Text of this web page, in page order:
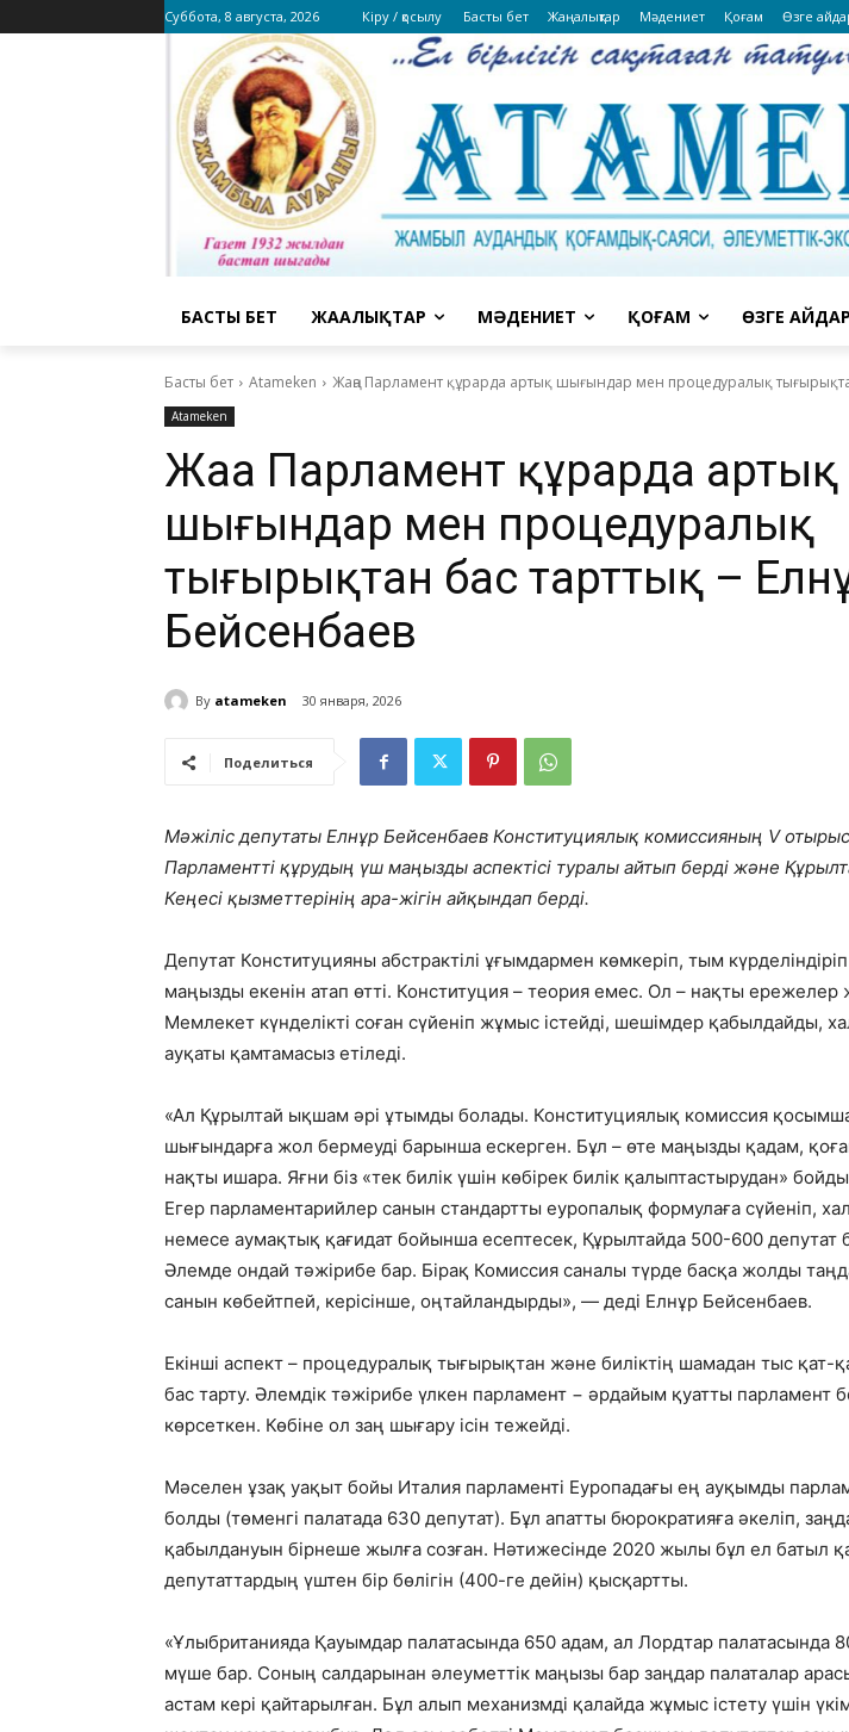
Суббота, 8 августа, 2026 Кіру / қосылу Басты бет Жаңалықтар Мәдениет Қоғам Өзге
БАСТЫ БЕТ ЖАҢАЛЫҚТАР МӘДЕНИЕТ ҚОҒАМ ӨЗГЕ
Басты бет Atameken Жаңа Парламент құрарда артық шығындар мен процедуралық
Atameken
Жаңа Парламент құрарда артық
шығындар мен процедуралық
тығырықтан бас тарттық –
Бейсенбаев
By atameken 30 января, 2026
Поделиться
Мәжіліс депутаты Елнұр Бейсенбаев Конституциялық комиссияның V
Парламентті құрудың үш маңызды аспектісі туралы айтып берді және
Кеңесі қызметтерінің ара-жігін айқындап берді.
Депутат Конституцияны абстрактілі ұғымдармен көмкеріп, тым
маңызды екенін атап өтті. Конституция – теория емес. Ол – нақты
Мемлекет күнделікті соған сүйеніп жұмыс істейді, шешімдер қабылдайды,
ауқаты қамтамасыз етіледі.
«Ал Құрылтай ықшам әрі ұтымды болады. Конституциялық комиссия
шығындарға жол бермеуді барынша ескерген. Бұл – өте маңызды қадам,
нақты ишара. Яғни біз «тек билік үшін көбірек билік қалыптастырудан»
Егер парламентарийлер санын стандартты еуропалық формулаға сүйеніп,
немесе аумақтық қағидат бойынша есептесек, Құрылтайда 500-600 депутат
Әлемде ондай тәжірибе бар. Бірақ Комиссия саналы түрде басқа жолды
санын көбейтпей, керісінше, оңтайландырды», — деді Елнұр Бейсенбаев.
Екінші аспект – процедуралық тығырықтан және биліктің шамадан тыс қат-
бас тарту. Әлемдік тәжірибе үлкен парламент − әрдайым қуатты парламент
көрсеткен. Көбіне ол заң шығару ісін тежейді.
Мәселен ұзақ уақыт бойы Италия парламенті Еуропадағы ең ауқымды
болды (төменгі палатада 630 депутат). Бұл апатты бюрократияға әкеліп,
қабылдануын бірнеше жылға созған. Нәтижесінде 2020 жылы бұл ел батыл
депутаттардың үштен бір бөлігін (400-ге дейін) қысқартты.
«Ұлыбританияда Қауымдар палатасында 650 адам, ал Лордтар палатасында
мүше бар. Соның салдарынан әлеуметтік маңызы бар заңдар палаталар
астам кері қайтарылған. Бұл алып механизмді қалайда жұмыс істету үшін